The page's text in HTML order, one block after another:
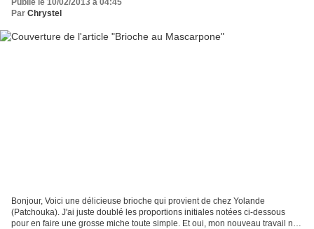
Publié le 10/02/2013 à 04:45
Par Chrystel
Bonjour, Voici une délicieuse brioche qui provient de chez Yolande
(Patchouka). J'ai juste doublé les proportions initiales notées ci-dessous
pour en faire une grosse miche toute simple. Et oui, mon nouveau travail ne